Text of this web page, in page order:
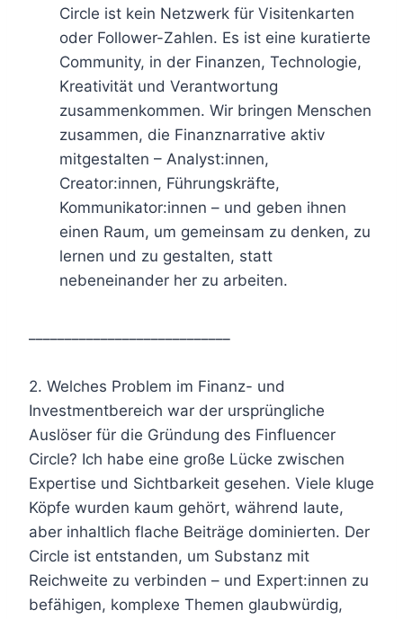
Circle ist kein Netzwerk für Visitenkarten
oder Follower-Zahlen. Es ist eine kuratierte
Community, in der Finanzen, Technologie,
Kreativität und Verantwortung
zusammenkommen. Wir bringen Menschen
zusammen, die Finanznarrative aktiv
mitgestalten – Analyst:innen,
Creator:innen, Führungskräfte,
Kommunikator:innen – und geben ihnen
einen Raum, um gemeinsam zu denken, zu
lernen und zu gestalten, statt
nebeneinander her zu arbeiten.
2. Welches Problem im Finanz- und
Investmentbereich war der ursprüngliche
Auslöser für die Gründung des Finfluencer
Circle? Ich habe eine große Lücke zwischen
Expertise und Sichtbarkeit gesehen. Viele kluge
Köpfe wurden kaum gehört, während laute,
aber inhaltlich flache Beiträge dominierten. Der
Circle ist entstanden, um Substanz mit
Reichweite zu verbinden – und Expert:innen zu
befähigen, komplexe Themen glaubwürdig,